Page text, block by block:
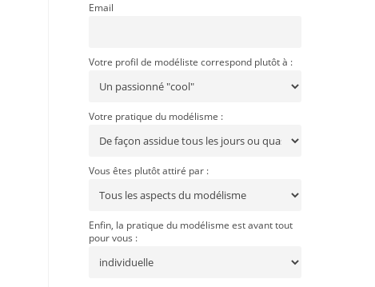
Email
Votre profil de modéliste correspond plutôt à :
Votre pratique du modélisme :
Vous êtes plutôt attiré par :
Enfin, la pratique du modélisme est avant tout
pour vous :